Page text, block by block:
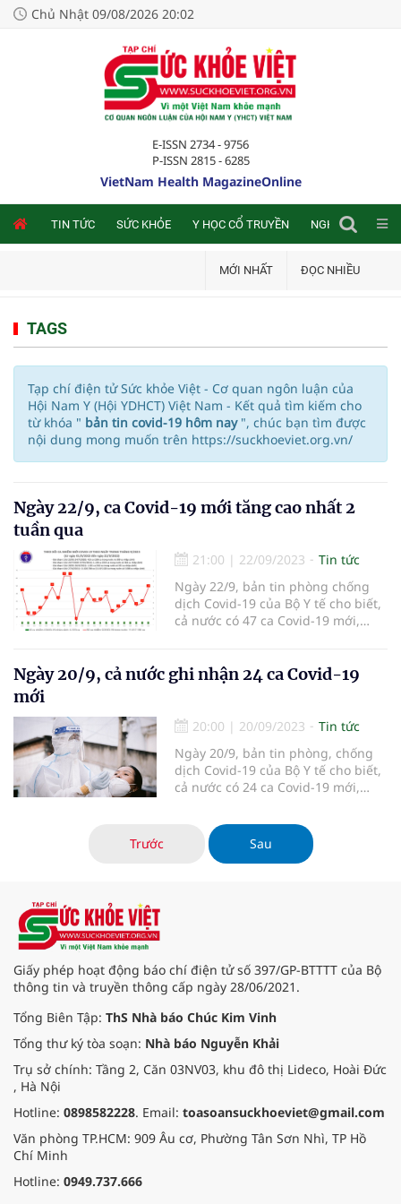
Chủ Nhật 09/08/2026 20:02
E-ISSN 2734 - 9756
P-ISSN 2815 - 6285
VietNam Health MagazineOnline
TIN TỨC SỨC KHỎE Y HỌC CỔ TRUYỀN NGHIÊN CỨU
MỚI NHẤT ĐỌC NHIỀU
TAGS
Tạp chí điện tử Sức khỏe Việt - Cơ quan ngôn luận của
Hội Nam Y (Hội YDHCT) Việt Nam - Kết quả tìm kiếm cho
từ khóa " bản tin covid-19 hôm nay ", chúc bạn tìm được
nội dung mong muốn trên https://suckhoeviet.org.vn/
Ngày 22/9, ca Covid-19 mới tăng cao nhất 2
tuần qua
21:00 | 22/09/2023
Tin tức
Ngày 22/9, bản tin phòng chống
dịch Covid-19 của Bộ Y tế cho biết,
cả nước có 47 ca Covid-19 mới,
Ngày 20/9, cả nước ghi nhận 24 ca Covid-19
mới
20:00 | 20/09/2023
Tin tức
Ngày 20/9, bản tin phòng, chống
dịch Covid-19 của Bộ Y tế cho biết,
cả nước có 24 ca Covid-19 mới,
Trước Sau
Giấy phép hoạt động báo chí điện tử số 397/GP-BTTTT của Bộ
thông tin và truyền thông cấp ngày 28/06/2021.
Tổng Biên Tập: ThS Nhà báo Chúc Kim Vinh
Tổng thư ký tòa soạn: Nhà báo Nguyễn Khải
Trụ sở chính: Tầng 2, Căn 03NV03, khu đô thị Lideco, Hoài Đức
, Hà Nội
Hotline: 0898582228. Email: toasoansuckhoeviet@gmail.com
Văn phòng TP.HCM: 909 Âu cơ, Phường Tân Sơn Nhì, TP Hồ
Chí Minh
Hotline: 0949.737.666